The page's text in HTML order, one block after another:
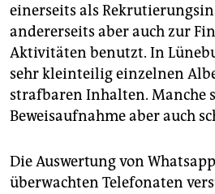
einerseits als
andererseits aber auch zur
Aktivitäten benutzt. In
sehr kleinteilig einzelnen
strafbaren Inhalten. Manche
Beweisaufnahme aber auch
Die Auswertung von
überwachten Telefonaten